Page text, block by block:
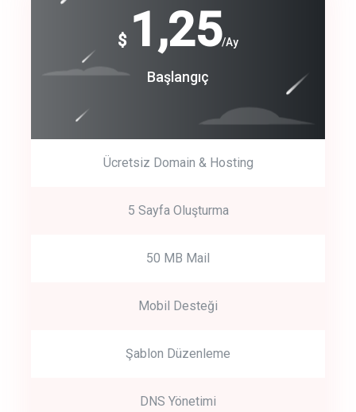
$ 1,25/Ay
Başlangıç
Ücretsiz Domain & Hosting
5 Sayfa Oluşturma
50 MB Mail
Mobil Desteği
Şablon Düzenleme
DNS Yönetimi
Free
Basic